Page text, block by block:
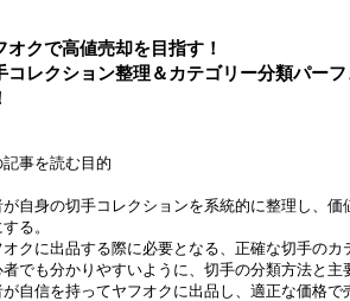
オクで高値売却を目指す！
コレクション整理＆カテゴリー分類パー
記事を読む目的
が自身の切手コレクションを系統的に整理し、
る。
オクに出品する際に必要となる、正確な切手のカ
でも分かりやすいように、切手の分類方法と主
自信を持ってヤフオクに出品し、適正な価格で